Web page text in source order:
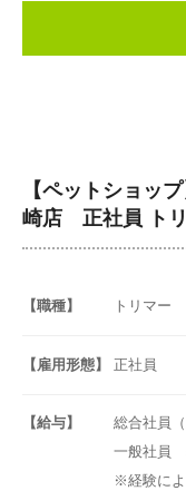
【ペットショッ
崎店 正社員 ト
【職種】 トリマー
【雇用形態】 正社員
【給与】
総合社員
一般社員
※経験に